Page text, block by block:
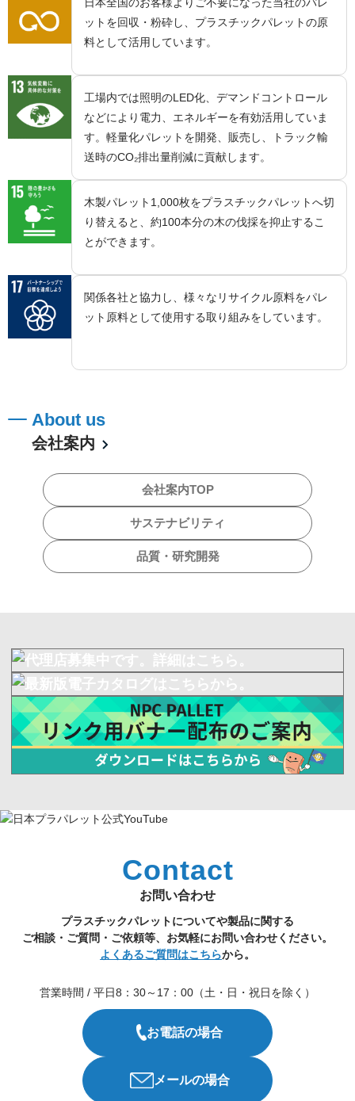
ットを回収・粉砕し、プラスチックパレットの原
料として活用しています。
工場内では照明のLED化、デマンドコントロール
などにより電力、エネルギーを有効活用していま
す。軽量化パレットを開発、販売し、トラック輸
送時のCO₂排出量削減に貢献します。
木製パレット1,000枚をプラスチックパレットへ切
り替えると、約100本分の木の伐採を抑止するこ
とができます。
関係各社と協力し、様々なリサイクル原料をパレ
ット原料として使用する取り組みをしています。
About us
会社案内
会社案内TOP
サステナビリティ
品質・研究開発
Contact
お問い合わせ
プラスチックパレットについてや製品に関する
ご相談・ご質問・ご依頼等、お気軽にお問い合わせください。
よくあるご質問はこちらから。
営業時間 / 平日8：30～17：00（土・日・祝日を除く）
お電話の場合
メールの場合